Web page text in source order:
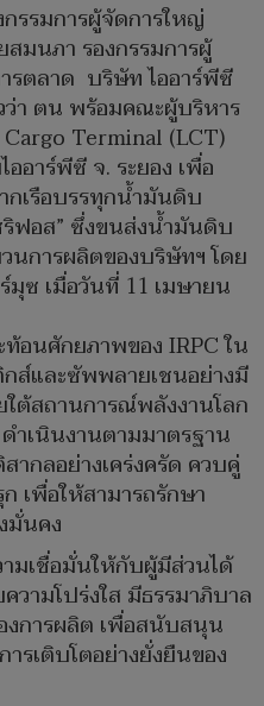
รรมการผู้จัดการใหญ่
มนภา รองกรรมการผู้
ตลาด บริษัท ไออาร์พีซี
ว่า ตน พร้อมคณะผู้บริหาร
Terminal (LCT)
อาร์พีซี จ. ระยอง เพื่อ
เรือบรรทุกน้ำมันดิบ
ฟอส” ซึ่งขนส่งน้ำมันดิบ
นการผลิตของบริษัทฯ โดย
ซ เมื่อวันที่ 11 เมษายน
อนศักยภาพของ IRPC ใน
ส์และซัพพลายเชนอย่างมี
ต้สถานการณ์พลังงานโลก
ำเนินงานตามมาตรฐาน
กลอย่างเคร่งครัด ควบคู่
เพื่อให้สามารถรักษา
มั่นคง
มเชื่อมั่นให้กับผู้มีส่วนได้
วามโปร่งใส มีธรรมาภิบาล
งการผลิต เพื่อสนับสนุน
รเติบโตอย่างยั่งยืนของ